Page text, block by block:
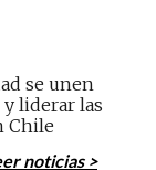
se unen
liderar las
Chile
noticias >